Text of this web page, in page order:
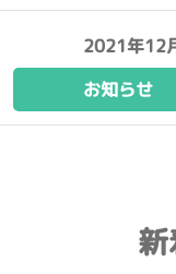
2021年12
お知らせ